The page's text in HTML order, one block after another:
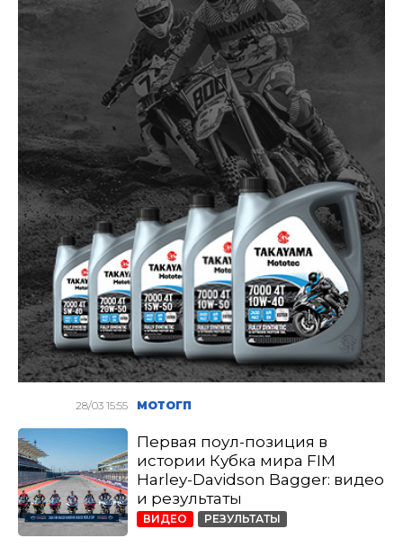
28/03 15:55 МОТОГП
Первая поул-позиция в
истории Кубка мира FIM
Harley-Davidson Bagger: видео
и результаты
ВИДЕО РЕЗУЛЬТАТЫ